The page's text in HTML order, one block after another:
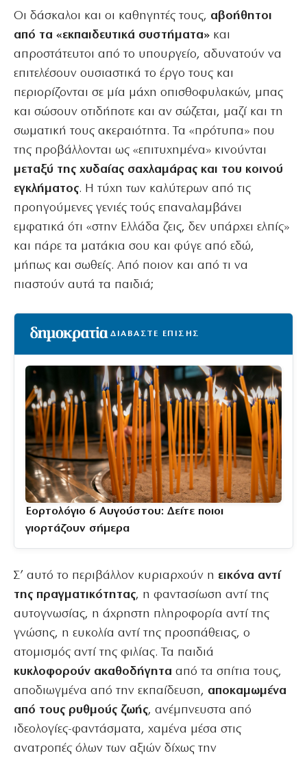
Οι δάσκαλοι και οι καθηγητές τους, αβοήθητοι
από τα «εκπαιδευτικά συστήματα» και
απροστάτευτοι από το υπουργείο, αδυνατούν να
επιτελέσουν ουσιαστικά το έργο τους και
περιορίζονται σε μία μάχη οπισθοφυλακών, μπας
και σώσουν οτιδήποτε και αν σώζεται, μαζί και τη
σωματική τους ακεραιότητα. Τα «πρότυπα» που
της προβάλλονται ως «επιτυχημένα» κινούνται
μεταξύ της χυδαίας σαχλαμάρας και του κοινού
εγκλήματος. Η τύχη των καλύτερων από τις
προηγούμενες γενιές τούς επαναλαμβάνει
εμφατικά ότι «στην Ελλάδα ζεις, δεν υπάρχει ελπίς»
και πάρε τα ματάκια σου και φύγε από εδώ,
μήπως και σωθείς. Από ποιον και από τι να
πιαστούν αυτά τα παιδιά;
ΔΙΑΒΑΣΤΕ ΕΠΙΣΗΣ
Εορτολόγιο 6 Αυγούστου: Δείτε ποιοι
γιορτάζουν σήμερα
Σ’ αυτό το περιβάλλον κυριαρχούν η εικόνα αντί
της πραγματικότητας, η φαντασίωση αντί της
αυτογνωσίας, η άχρηστη πληροφορία αντί της
γνώσης, η ευκολία αντί της προσπάθειας, ο
ατομισμός αντί της φιλίας. Τα παιδιά
κυκλοφορούν ακαθοδήγητα από τα σπίτια τους,
αποδιωγμένα από την εκπαίδευση, αποκαμωμένα
από τους ρυθμούς ζωής, ανέμπνευστα από
ιδεολογίες-φαντάσματα, χαμένα μέσα στις
ανατροπές όλων των αξιών δίχως την